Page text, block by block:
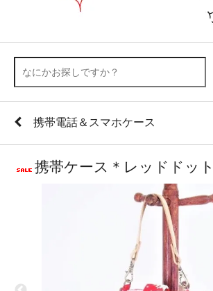
携帯電話＆スマホケース
携帯ケース＊レッドドッ